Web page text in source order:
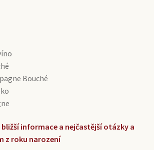
Bouché
informace a nejčastější otázky a
z roku narození